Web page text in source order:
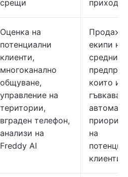
срещи
Оценка на
потенциални
клиенти,
многоканално
общуване,
управление на
територии,
вграден телефон,
анализи на
Freddy AI
екипи на
средни
които
гъвкава
на
клиенти